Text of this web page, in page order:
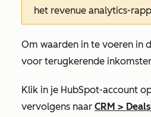
het revenue analytics-
Om waarden in te voeren in
voor terugkerende
Klik in je HubSpot-account
vervolgens naar CRM > Deals